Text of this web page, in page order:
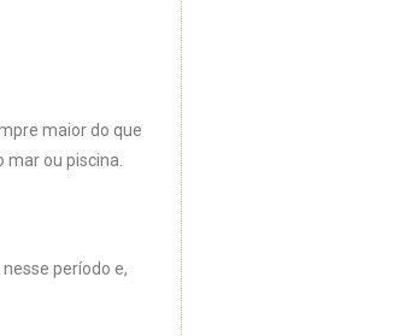
maior do que
ou piscina.
período e,